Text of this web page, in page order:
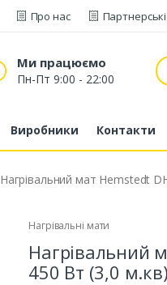
Про нас
Ми працюємо
Пн-Пт 9:00 - 22:00
Виробники Контакти
Нагрівальний мат Hemstedt
Нагрівальні мати
Нагрівальний
450 Вт (3,0 м.кв)